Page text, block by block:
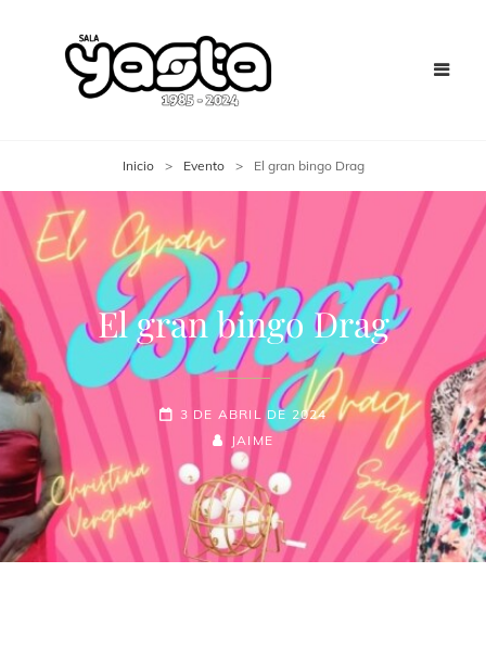
Inicio > Evento > El gran bingo Drag
El gran bingo Drag
3 DE ABRIL DE 2024
JAIME